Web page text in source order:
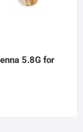
5.8G for